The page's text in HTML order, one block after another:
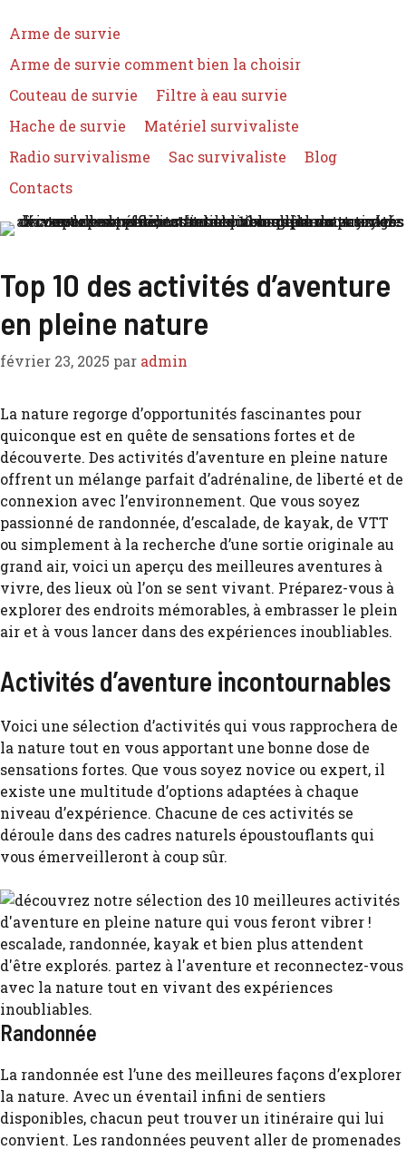
Arme de survie
Arme de survie comment bien la choisir
Couteau de survie
Filtre à eau survie
Hache de survie
Matériel survivaliste
Radio survivalisme
Sac survivaliste
Blog
Contacts
Top 10 des activités d’aventure
en pleine nature
février 23, 2025 par admin
La nature regorge d’opportunités fascinantes pour
quiconque est en quête de sensations fortes et de
découverte. Des activités d’aventure en pleine nature
offrent un mélange parfait d’adrénaline, de liberté et de
connexion avec l’environnement. Que vous soyez
passionné de randonnée, d’escalade, de kayak, de VTT
ou simplement à la recherche d’une sortie originale au
grand air, voici un aperçu des meilleures aventures à
vivre, des lieux où l’on se sent vivant. Préparez-vous à
explorer des endroits mémorables, à embrasser le plein
air et à vous lancer dans des expériences inoubliables.
Activités d’aventure incontournables
Voici une sélection d’activités qui vous rapprochera de
la nature tout en vous apportant une bonne dose de
sensations fortes. Que vous soyez novice ou expert, il
existe une multitude d’options adaptées à chaque
niveau d’expérience. Chacune de ces activités se
déroule dans des cadres naturels époustouflants qui
vous émerveilleront à coup sûr.
Randonnée
La randonnée est l’une des meilleures façons d’explorer
la nature. Avec un éventail infini de sentiers
disponibles, chacun peut trouver un itinéraire qui lui
convient. Les randonnées peuvent aller de promenades